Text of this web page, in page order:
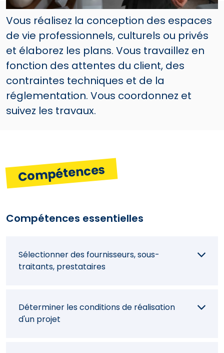
Vous réalisez la conception des espaces
de vie professionnels, culturels ou privés
et élaborez les plans. Vous travaillez en
fonction des attentes du client, des
contraintes techniques et de la
réglementation. Vous coordonnez et
suivez les travaux.
Compétences
Compétences essentielles
Sélectionner des fournisseurs, sous-
traitants, prestataires
Déterminer les conditions de réalisation
d'un projet